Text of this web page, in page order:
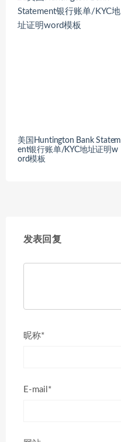
美国Huntington Bank Statem
ent银行账单/KYC地址证明w
ord模板
发表回复
昵称*
E-mail*